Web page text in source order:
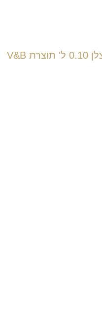
ספל + תחתית אספרסו פורצלן 0.10 ל' תוצרת V&B